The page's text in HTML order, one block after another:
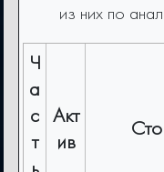
из них по
Ч
а
с
т
Акт
ив